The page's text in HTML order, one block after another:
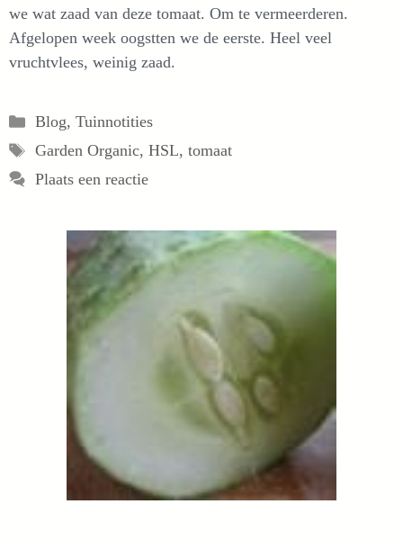
we wat zaad van deze tomaat. Om te vermeerderen.
Afgelopen week oogstten we de eerste. Heel veel
vruchtvlees, weinig zaad.
Categorieën
Blog, Tuinnotities
Tags
Garden Organic, HSL, tomaat
Plaats een reactie